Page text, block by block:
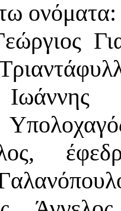
ονόματα: